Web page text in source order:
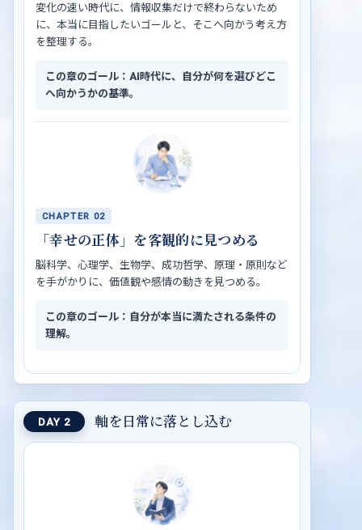
変化の速い時代に、情報収集だけで終わらないため
に、本当に目指したいゴールと、そこへ向かう考え方
を整理する。
この章のゴール：AI時代に、自分が何を選びどこ
へ向かうかの基準。
CHAPTER 02
「幸せの正体」を客観的に見つめる
脳科学、心理学、生物学、成功哲学、原理・原則など
を手がかりに、価値観や感情の動きを見つめる。
この章のゴール：自分が本当に満たされる条件の
理解。
DAY 2 軸を日常に落とし込む